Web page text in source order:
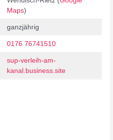
Maps)
ganzjährig
0176 76741510
sup-verleih-am-
kanal.business.site